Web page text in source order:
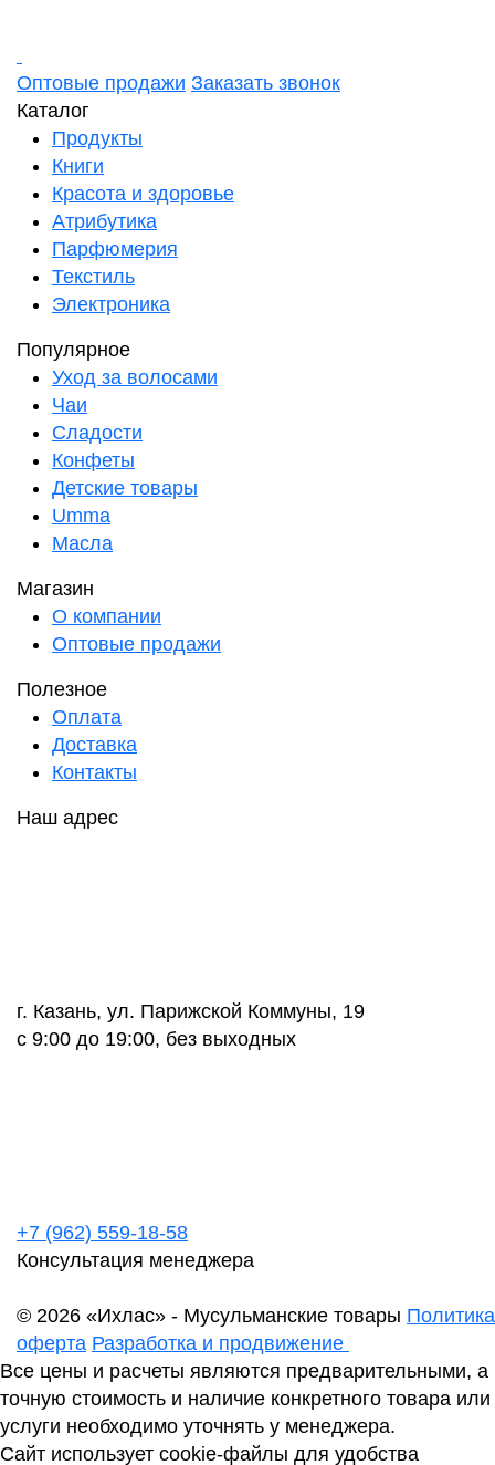
Оптовые продажи Заказать звонок
Каталог
Продукты
Книги
Красота и здоровье
Атрибутика
Парфюмерия
Текстиль
Электроника
Популярное
Уход за волосами
Чаи
Сладости
Конфеты
Детские товары
Umma
Масла
Магазин
О компании
Оптовые продажи
Полезное
Оплата
Доставка
Контакты
Наш адрес
г. Казань, ул. Парижской Коммуны, 19
с 9:00 до 19:00, без выходных
+7 (962) 559-18-58
Консультация менеджера
© 2026 «Ихлас» - Мусульманские товары
оферта Разработка и продвижение
Все цены и расчеты являются предварительными, а
точную стоимость и наличие конкретного товара или
услуги необходимо уточнять у менеджера.
Сайт использует cookie-файлы для удобства